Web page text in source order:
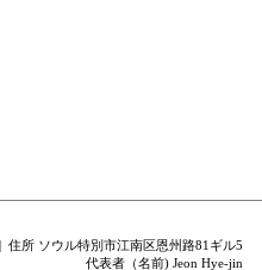
所 ソウル特別市江南区恩州路81ギル5
代表者（名前) Jeon Hye-jin